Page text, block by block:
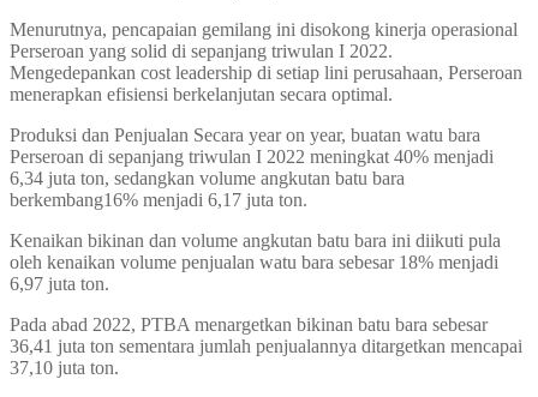
Menurutnya, pencapaian gemilang ini disokong kinerja operasional
Perseroan yang solid di sepanjang triwulan I 2022.
Mengedepankan cost leadership di setiap lini perusahaan, Perseroan
menerapkan efisiensi berkelanjutan secara optimal.
Produksi dan Penjualan Secara year on year, buatan watu bara
Perseroan di sepanjang triwulan I 2022 meningkat 40% menjadi
6,34 juta ton, sedangkan volume angkutan batu bara
berkembang16% menjadi 6,17 juta ton.
Kenaikan bikinan dan volume angkutan batu bara ini diikuti pula
oleh kenaikan volume penjualan watu bara sebesar 18% menjadi
6,97 juta ton.
Pada abad 2022, PTBA menargetkan bikinan batu bara sebesar
36,41 juta ton sementara jumlah penjualannya ditargetkan mencapai
37,10 juta ton.